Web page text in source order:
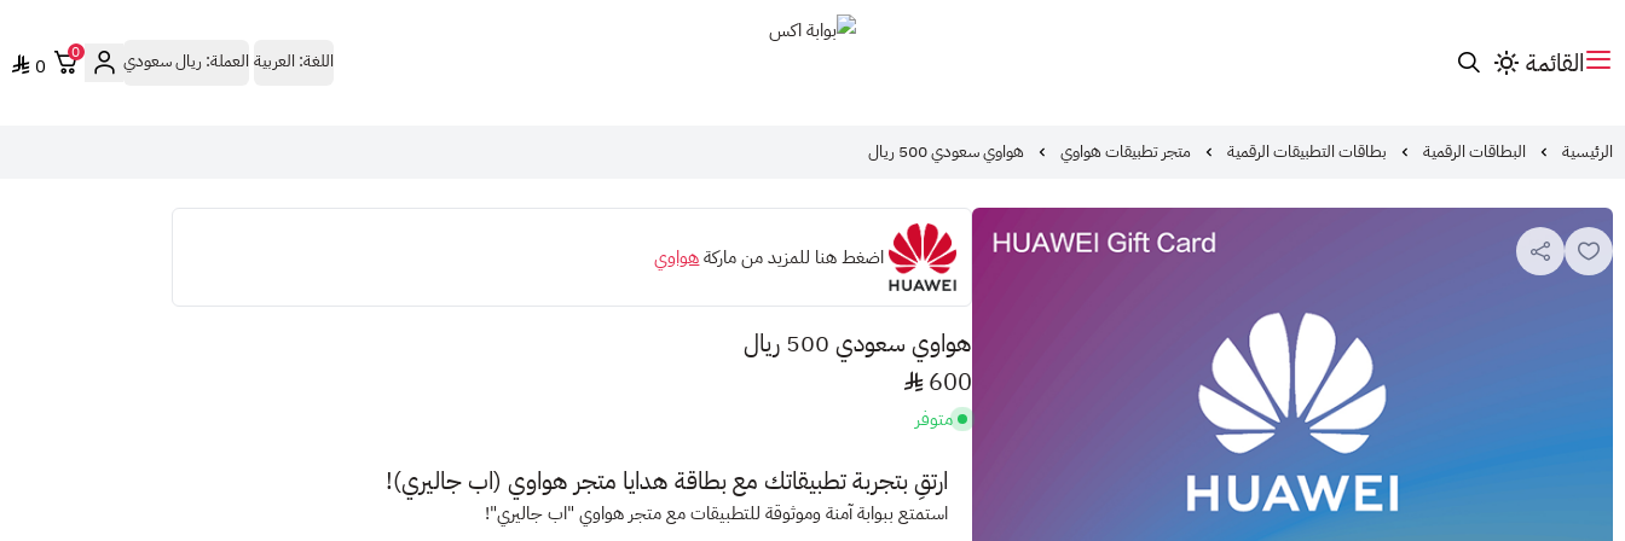
القائمة اللغة: العربية العملة:ريال سعودي 0
0
الرئيسية البطاقات الرقمية بطاقات التطبيقات الرقمية متجر تطبيقات هواوي هواوي سعودي 500 ريال
اضغط هنا للمزيد من ماركةهواوي
هواوي سعودي 500 ريال
600
متوفر
ارتقِ بتجربة تطبيقاتك مع بطاقة هدايا متجر هواوي (اب جاليري)!
استمتع ببوابة آمنة وموثوقة للتطبيقات مع متجر هواوي "اب جاليري"!